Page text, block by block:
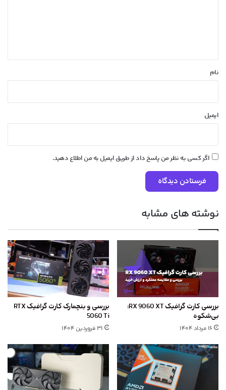
نام
ایمیل
اگر کسی به نظر من پاسخ داد از طریق ایمیل به من اطلاع دهید.
نوشته های مشابه
بررسی کارت گرافیک RX 9060 XT:
بی‌شکوه
۱۶ مرداد ۱۴۰۴
بررسی و بنچمارک کارت گرافیک RTX
5060 Ti
۳۱ فروردین ۱۴۰۴